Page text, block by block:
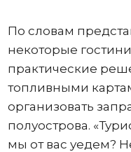
По словам
некоторые
практические
топливными
организовать
полуострова.
мы от вас уедем?